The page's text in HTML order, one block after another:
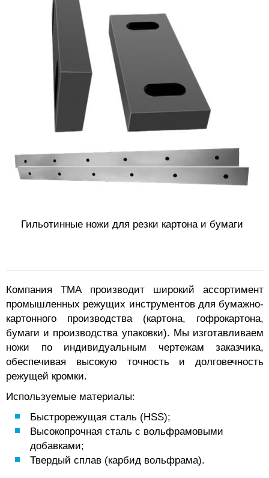
Гильотинные ножи для резки картона и бумаги
Компания ТМА производит широкий ассортимент
промышленных режущих инструментов для бумажно-
картонного производства (картона, гофрокартона,
бумаги и производства упаковки). Мы изготавливаем
ножи по индивидуальным чертежам заказчика,
обеспечивая высокую точность и долговечность
режущей кромки.
Используемые материалы:
Быстрорежущая сталь (HSS);
Высокопрочная сталь с вольфрамовыми
добавками;
Твердый сплав (карбид вольфрама).